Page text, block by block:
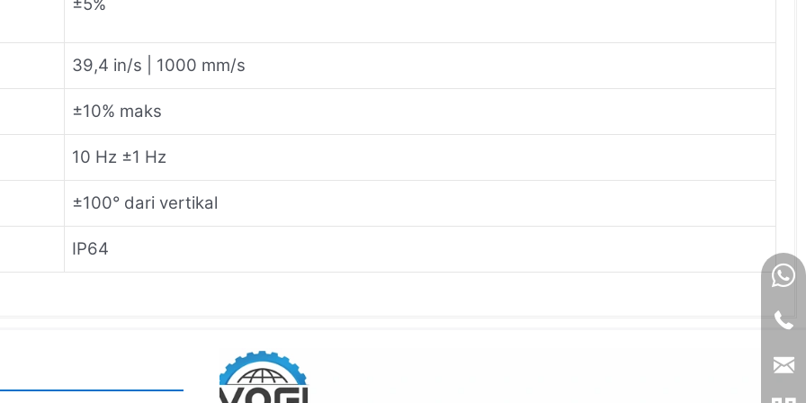
39,4 in/s | 1000 mm/s
±10% maks
10 Hz ±1 Hz
±100° dari vertikal
IP64